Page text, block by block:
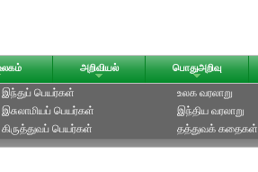
அறிவியல் பொதுஅறிவு
இந்துப் பெயர்கள்
இசுலாமியப் பெயர்கள்
கிருத்துவப் பெயர்கள்
உலக வரலாறு
இந்திய வரலாறு
தத்துவக் கதைகள்